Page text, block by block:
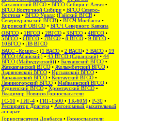
Сахалинский ВГСО‎ • ВГСО Сибири и Алтая‎ •
ВГСО Восточной Сибири• ВГСО Северо-
Востока‎‎ • ВГСО Урала: (Гайский ВГСВ•
Североуральский ВГСВ) • ВГСЧ Мосбасса•
Кировский ОВГСО• ВГСЧ Северного Кавказа
ОВГСО• 1ВГСО• 2ВГСО• 3ВГСО• 4ВГСО•
5ВГСО• 6ВГСО• 7ВГСО• 8 ВГСО• 9 ВГСО•
10ВГСО• ЛВ ВГСО
ВАСС «Комир»: (1 ВАСО• 2 ВАСО• 3 ВАСО• 19
ВГСО (Абайский)• 43 ВГСО (Саранский)• 44
ВГСО (Майкудукский)) • Балхашский ВГСО•
Жезказганский ВГСО• Жолымбетский ВГСО•
Зыряновский ВГСО• Иртышский ВГСО•
Каражалский ВГСО• Кентауский ВГСО•
Лениногорский ВГСО• Майкаинский ВГСО•
Рудненский ВГСО• Хромтауский ВГСО•
Владимир Новиков.Горноспасатели
ГС-10 • ГИГ-4• ГИГ-1500 • ТК-60М• Р-30 •
Респиратор Драгера• Автономный дыхательный
аппарат
Горноспасатели Донбасса• Горноспасатели